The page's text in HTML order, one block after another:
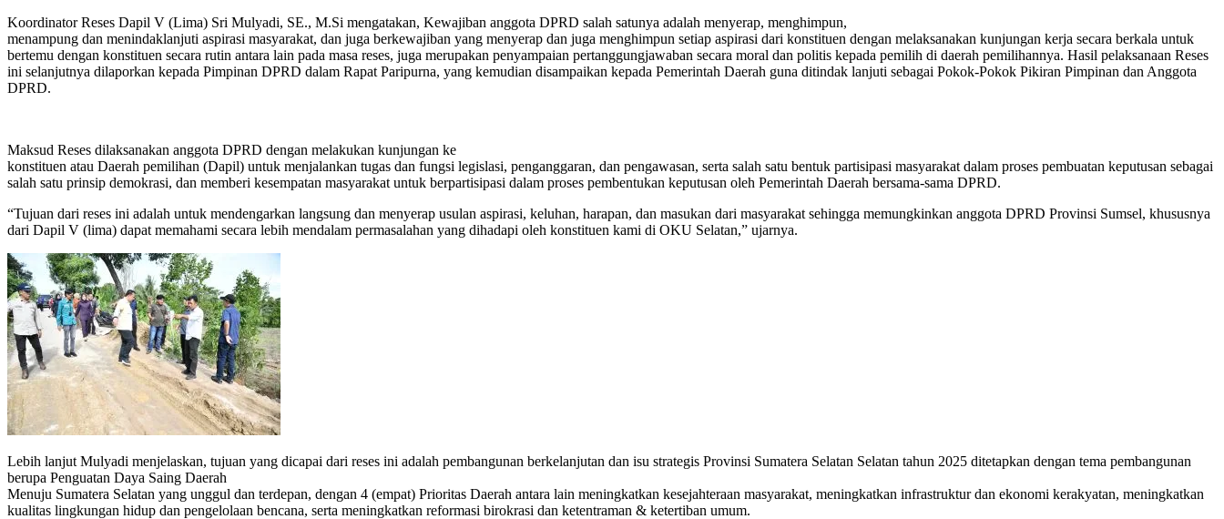
Koordinator Reses Dapil V (Lima) Sri Mulyadi, SE., M.Si mengatakan, Kewajiban anggota DPRD salah satunya adalah menyerap, menghimpun,
menampung dan menindaklanjuti aspirasi masyarakat, dan juga berkewajiban yang menyerap dan juga menghimpun setiap aspirasi dari konstituen dengan melaksanakan kunjungan kerja secara berkala untuk
bertemu dengan konstituen secara rutin antara lain pada masa reses, juga merupakan penyampaian pertanggungjawaban secara moral dan politis kepada pemilih di daerah pemilihannya. Hasil pelaksanaan Reses
ini selanjutnya dilaporkan kepada Pimpinan DPRD dalam Rapat Paripurna, yang kemudian disampaikan kepada Pemerintah Daerah guna ditindak lanjuti sebagai Pokok-Pokok Pikiran Pimpinan dan Anggota
DPRD.
Maksud Reses dilaksanakan anggota DPRD dengan melakukan kunjungan ke
konstituen atau Daerah pemilihan (Dapil) untuk menjalankan tugas dan fungsi legislasi, penganggaran, dan pengawasan, serta salah satu bentuk partisipasi masyarakat dalam proses pembuatan keputusan sebagai
salah satu prinsip demokrasi, dan memberi kesempatan masyarakat untuk berpartisipasi dalam proses pembentukan keputusan oleh Pemerintah Daerah bersama-sama DPRD.
“Tujuan dari reses ini adalah untuk mendengarkan langsung dan menyerap usulan aspirasi, keluhan, harapan, dan masukan dari masyarakat sehingga memungkinkan anggota DPRD Provinsi Sumsel, khususnya
dari Dapil V (lima) dapat memahami secara lebih mendalam permasalahan yang dihadapi oleh konstituen kami di OKU Selatan,” ujarnya.
Lebih lanjut Mulyadi menjelaskan, tujuan yang dicapai dari reses ini adalah pembangunan berkelanjutan dan isu strategis Provinsi Sumatera Selatan Selatan tahun 2025 ditetapkan dengan tema pembangunan
berupa Penguatan Daya Saing Daerah
Menuju Sumatera Selatan yang unggul dan terdepan, dengan 4 (empat) Prioritas Daerah antara lain meningkatkan kesejahteraan masyarakat, meningkatkan infrastruktur dan ekonomi kerakyatan, meningkatkan
kualitas lingkungan hidup dan pengelolaan bencana, serta meningkatkan reformasi birokrasi dan ketentraman & ketertiban umum.